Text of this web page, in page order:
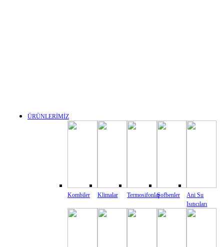
ÜRÜNLERİMİZ
Kombiler Klimalar TermosifonlarŞofbenler
Ani Su
Isıtıcıları